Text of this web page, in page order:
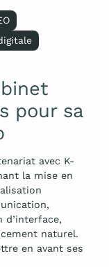
pour sa
avec K-
la mise en
d’interface,
naturel.
en avant ses